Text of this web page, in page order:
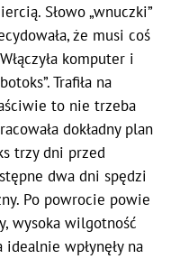
Słowo „wnuczki”
że musi coś
komputer i
Trafiła na
to nie trzeba
dokładny plan
trzy dni przed
dwa dni spędzi
Po powrocie powie
wysoka wilgotność
wpłynęły na